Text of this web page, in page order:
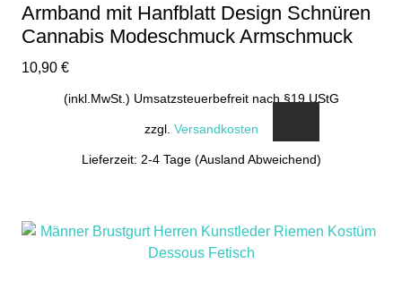
Armband mit Hanfblatt Design Schnüren
Cannabis Modeschmuck Armschmuck
10,90 €
(inkl.MwSt.) Umsatzsteuerbefreit nach §19 UStG
zzgl. Versandkosten
Lieferzeit: 2-4 Tage (Ausland Abweichend)